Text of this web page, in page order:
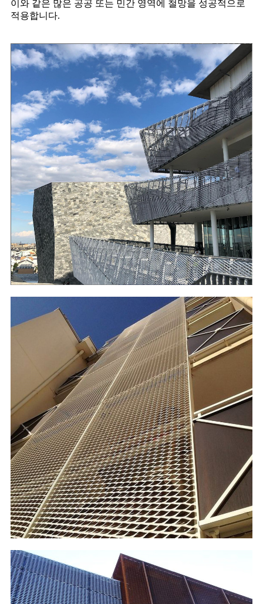
이와 같은 많은 공공 또는 민간 영역에 철망을 성공적으로
적용합니다.